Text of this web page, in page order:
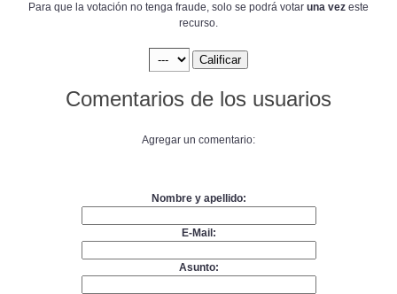
Para que la votación no tenga fraude, solo se podrá votar una vez este
recurso.
Comentarios de los usuarios
Agregar un comentario:
Nombre y apellido:
E-Mail:
Asunto: